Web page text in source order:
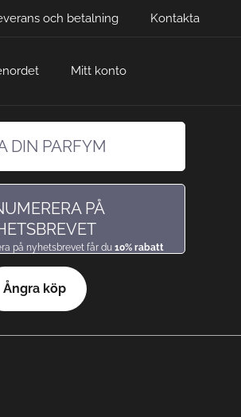
och betalning Kontakta
Mitt konto
DIN PARFYM
PÅ
på nyhetsbrevet får du 10% rabatt
Ångra köp